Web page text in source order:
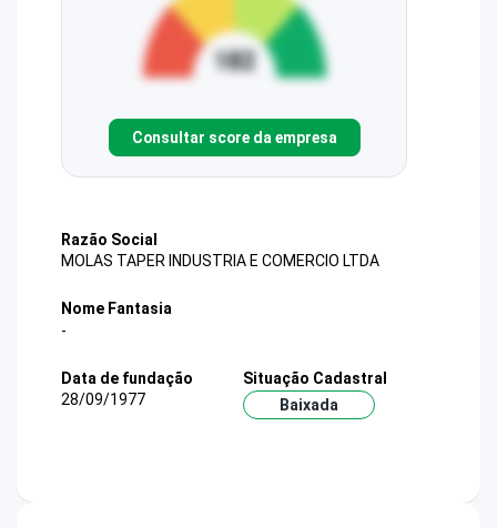
Consultar score da empresa
Razão Social
MOLAS TAPER INDUSTRIA E COMERCIO LTDA
Nome Fantasia
-
Data de fundação
28/09/1977
Situação Cadastral
Baixada